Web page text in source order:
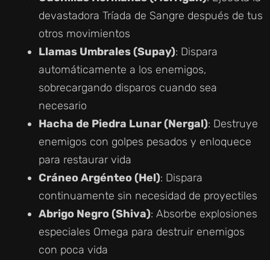
devastadora Tríada de Sangre después de tus
otros movimientos
Llamas Umbrales (Supay): Dispara
automáticamente a los enemigos,
sobrecargando disparos cuando sea
necesario
Hacha de Piedra Lunar (Nergal): Destruye
enemigos con golpes pesados y enloquece
para restaurar vida
Cráneo Argénteo (Hel): Dispara
continuamente sin necesidad de proyectiles
Abrigo Negro (Shiva): Absorbe explosiones
especiales Omega para destruir enemigos
con poca vida